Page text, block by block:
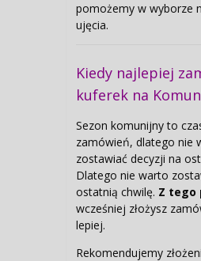
pomożemy w wyborze
ujęcia.
Kiedy najlepiej
kuferek na
Sezon komunijny to
zamówień, dlatego nie
zostawiać decyzji na
Dlatego nie warto
ostatnią chwilę. Z tego
wcześniej złożysz
lepiej.
Rekomendujemy